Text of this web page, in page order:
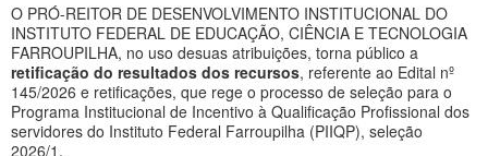
O PRÓ-REITOR DE DESENVOLVIMENTO INSTITUCIONAL DO
INSTITUTO FEDERAL DE EDUCAÇÃO, CIÊNCIA E TECNOLOGIA
FARROUPILHA, no uso desuas atribuições, torna público a
retificação do resultados dos recursos, referente ao Edital nº
145/2026 e retificações, que rege o processo de seleção para o
Programa Institucional de Incentivo à Qualificação Profissional dos
servidores do Instituto Federal Farroupilha (PIIQP), seleção
2026/1.